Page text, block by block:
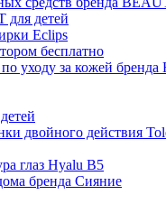
для детей
Eclips
бесплатно
по уходу за кожей
двойного действия
глаз Hyalu B5
бренда Сияние